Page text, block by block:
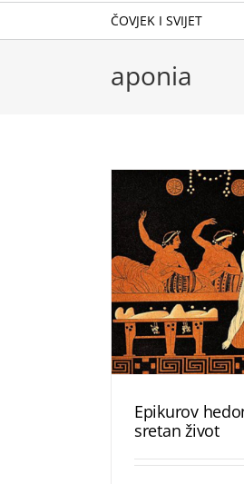
ČOVJEK I SVIJET
aponia
Epikurov
sretan život